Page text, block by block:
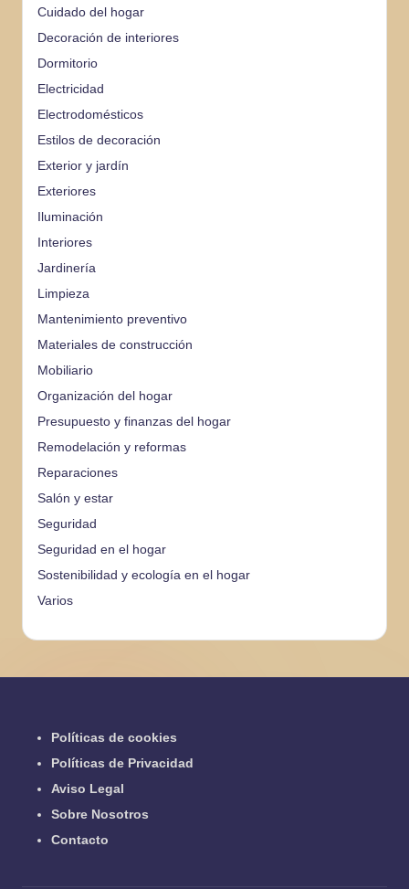
Cuidado del hogar
Decoración de interiores
Dormitorio
Electricidad
Electrodomésticos
Estilos de decoración
Exterior y jardín
Exteriores
Iluminación
Interiores
Jardinería
Limpieza
Mantenimiento preventivo
Materiales de construcción
Mobiliario
Organización del hogar
Presupuesto y finanzas del hogar
Remodelación y reformas
Reparaciones
Salón y estar
Seguridad
Seguridad en el hogar
Sostenibilidad y ecología en el hogar
Varios
Políticas de cookies
Políticas de Privacidad
Aviso Legal
Sobre Nosotros
Contacto